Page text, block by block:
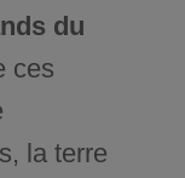
du
ces
la terre